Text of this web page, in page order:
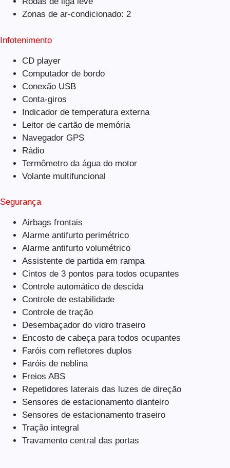
Zonas de ar-condicionado: 2
Infotenimento
CD player
Computador de bordo
Conexão USB
Conta-giros
Indicador de temperatura externa
Leitor de cartão de memória
Navegador GPS
Rádio
Termômetro da água do motor
Volante multifuncional
Segurança
Airbags frontais
Alarme antifurto perimétrico
Alarme antifurto volumétrico
Assistente de partida em rampa
Cintos de 3 pontos para todos ocupantes
Controle automático de descida
Controle de estabilidade
Controle de tração
Desembaçador do vidro traseiro
Encosto de cabeça para todos ocupantes
Faróis com refletores duplos
Faróis de neblina
Freios ABS
Repetidores laterais das luzes de direção
Sensores de estacionamento dianteiro
Sensores de estacionamento traseiro
Tração integral
Travamento central das portas